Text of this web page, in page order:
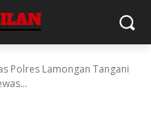
Polres Lamongan Tangani